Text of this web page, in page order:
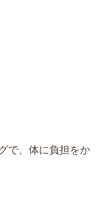
で、体に負担をか